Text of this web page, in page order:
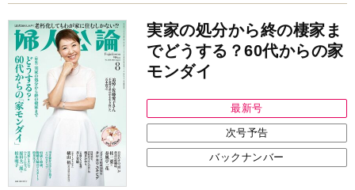
実家の処分から終の棲家ま
でどうする？60代からの家
モンダイ
最新号
次号予告
バックナンバー